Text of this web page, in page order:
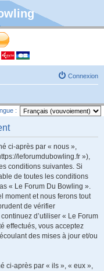
Connexion
:
ci-après par « nous »,
leforumdubowling.fr »),
conditions suivantes. Si
de toutes les conditions
« Le Forum Du Bowling ».
moment et nous ferons tout
de vérifier
d’utiliser « Le Forum
effectués, vous acceptez
des mises à jour et/ou
ci-après par « ils », « eux »,